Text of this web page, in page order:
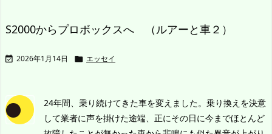
S2000からプロボックスへ （ルアーと車２）
 2026年1月14日  エッセイ
24年間、乗り続けてきた車を変えました。乗り換えを決意
して業者に声を掛けた途端、正にその日に今までほとんど